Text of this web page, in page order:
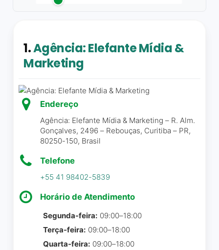
1.Agência: Elefante Mídia &
Marketing
Endereço
Agência: Elefante Mídia & Marketing – R. Alm.
Gonçalves, 2496 – Rebouças, Curitiba – PR,
80250-150, Brasil
Telefone
+55 41 98402-5839
Horário de Atendimento
Segunda-feira: 09:00–18:00
Terça-feira: 09:00–18:00
Quarta-feira: 09:00–18:00